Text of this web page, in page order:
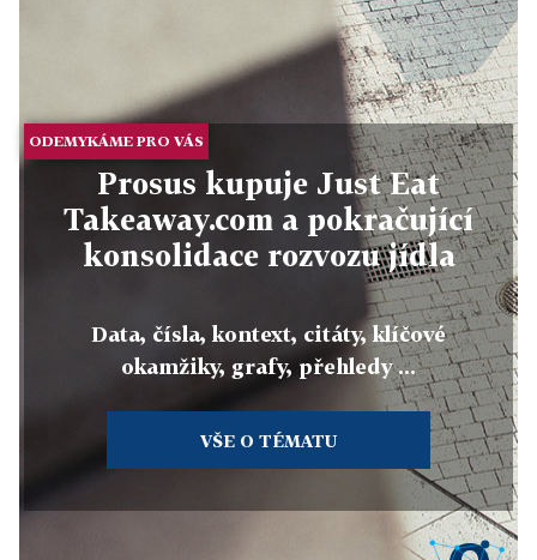
ODEMYKÁME PRO VÁS
Prosus kupuje Just Eat
Takeaway.com a pokračující
konsolidace rozvozu jídla
Data, čísla, kontext, citáty, klíčové
okamžiky, grafy, přehledy ...
VŠE O TÉMATU